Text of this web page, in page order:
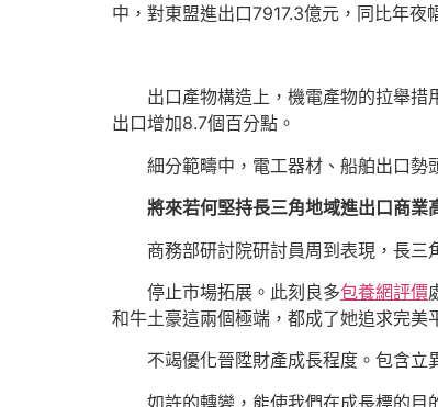
中，對東盟進出口7917.3億元，同比年
出口產物構造上，機電產物的拉舉
出口增加8.7個百分點。
細分範疇中，電工器材、船舶出口勢
將來若何堅持長三角地域進出口商業
商務部研討院研討員周到表現，長
停止市場拓展。此刻良多包養網評價
和牛土豪這兩個極端，都成了她追求完美
不竭優化晉陞財產成長程度。包含立
如許的轉變，能使我們在成長標的目